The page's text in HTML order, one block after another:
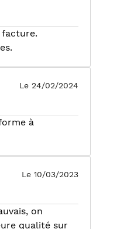
facture.
Le 24/02/2024
à
Le 10/03/2023
on
qualité sur